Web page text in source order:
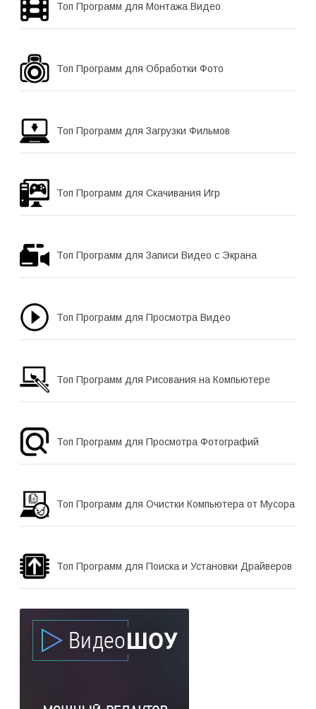
Топ Программ для Монтажа Видео
Топ Программ для Обработки Фото
Топ Программ для Загрузки Фильмов
Топ Программ для Скачивания Игр
Топ Программ для Записи Видео с Экрана
Топ Программ для Просмотра Видео
Топ Программ для Рисования на Компьютере
Топ Программ для Просмотра Фотографий
Топ Программ для Очистки Компьютера от Мусора
Топ Программ для Поиска и Установки Драйверов